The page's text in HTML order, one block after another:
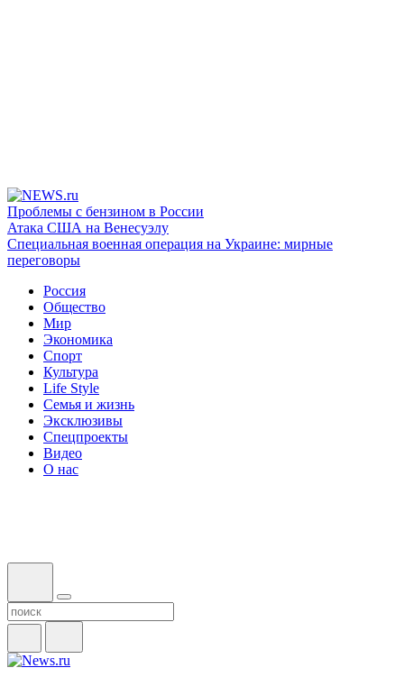
Проблемы с бензином в России
Атака США на Венесуэлу
Специальная военная операция на Украине: мирные
переговоры
Россия
Общество
Мир
Экономика
Спорт
Культура
Life Style
Семья и жизнь
Эксклюзивы
Спецпроекты
Видео
О нас